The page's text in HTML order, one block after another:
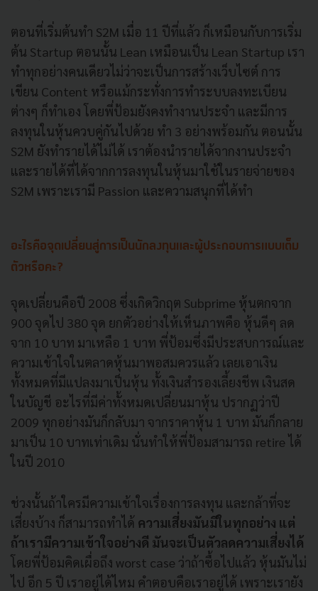
ตอนที่เริ่มต้นทำ S2M เมื่อ 11 ปีที่แล้ว ก็เหมือนกับการเริ่ม
ต้น Startup ตอนนั้น Lean เหมือนเป็น Lean Startup เรา
ทำทุกอย่างคนเดียวไม่ว่าจะเป็นการสร้างเว็บไซต์ การ
เขียน Content หรือแม้กระทั่งการทำระบบลงทะเบียน
ต่างๆ ก็ทำเอง โดยพี่ป้อมยังคงทำงานประจำ และมีการ
ลงทุนในหุ้นควบคู่กันไปด้วย ทำ 3 อย่างพร้อมกัน ตอนนั้น
S2M ยังทำรายได้ไม่ได้ เราต้องนำรายได้จากงานประจำ
และรายได้ที่ได้จากการลงทุนในหุ้นมาใช้ในรายจ่ายของ
S2M เพราะเรามี Passion และความสนุกที่ได้ทำ
อะไรคือจุดเปลี่ยนสู่การเป็นนักลงทุนและผู้ประกอบการแบบเต็ม
ตัวหรือคะ?
จุดเปลี่ยนคือปี 2008 ซึ่งเกิดวิกฤต Subprime หุ้นตกจาก
900 จุดไป 380 จุด ยกตัวอย่างให้เห็นภาพคือ หุ้นดีๆ ลด
จาก 10 บาท มาเหลือ 1 บาท พี่ป้อมซึ่งมีประสบการณ์และ
ความเข้าใจในตลาดหุ้นมาพอสมควรแล้ว เลยเอาเงิน
ทั้งหมดที่มีแปลงมาเป็นหุ้น ทั้งเงินสำรองเลี้ยงชีพ เงินสด
ในบัญชี อะไรที่มีค่าทั้งหมดเปลี่ยนมาหุ้น ปรากฏว่าปี
2009 ทุกอย่างมันก็กลับมา จากราคาหุ้น 1 บาท มันก็กลาย
มาเป็น 10 บาทเท่าเดิม นั่นทำให้พี่ป้อมสามารถ retire ได้
ในปี 2010
ช่วงนั้นถ้าใครมีความเข้าใจเรื่องการลงทุน และกล้าที่จะ
เสี่ยงบ้าง ก็สามารถทำได้ ความเสี่ยงมันมีในทุกอย่าง แต่
ถ้าเรามีความเข้าใจอย่างดี มันจะเป็นตัวลดความเสี่ยงได้
โดยพี่ป้อมคิดเผื่อถึง worst case ว่าถ้าซื้อไปแล้ว หุ้นมันไม่
ไป อีก 5 ปี เราอยู่ได้ไหม คำตอบคือเราอยู่ได้ เพราะเรายัง